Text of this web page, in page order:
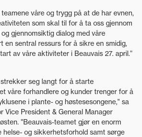
våre og trygg på at de har evnen,
som skal til for å ta oss gjennom
gjennomsiktig dialog med våre
sentral ressurs for å sikre en smidig,
av våre aktiviteter i Beauvais 27. april.”
seg langt for å starte
våre forhandlere og kunder trenger for å
i plante- og høstesesongene," sa
Vice President & General Manager
"Beauvais-teamet gjør en enorm
helse- og sikkerhetsforhold samt sørge